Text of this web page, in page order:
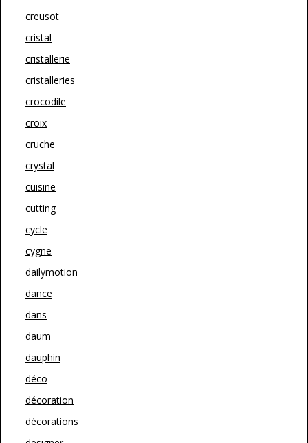
creusot
cristal
cristallerie
cristalleries
crocodile
croix
cruche
crystal
cuisine
cutting
cycle
cygne
dailymotion
dance
dans
daum
dauphin
déco
décoration
décorations